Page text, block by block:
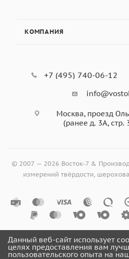
КОМПАНИЯ
+7 (495) 740-06-12
Москва, проезд
(ранее д. 3А, стр.
© 2007 — 2026 Восток-7 &
измерений твёрдости,
Данный веб-сайт использует
целях предоставления вам
пользовательского опыта на